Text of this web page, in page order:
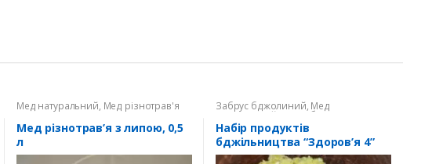
Мед натуральний, Мед різнотрав'я
Мед різнотрав’я з липою, 0,5
л
Забрус бджолиний, Мед
натуральний Перга бджолина
Подарунки, набори
Набір продуктів
бджільництва “Здоров’я 4”
(забрус, мед, перга)